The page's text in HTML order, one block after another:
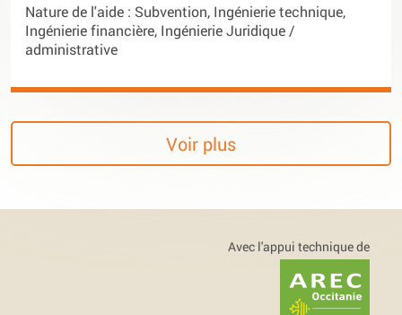
Nature de l'aide : Subvention, Ingénierie technique,
Ingénierie financière, Ingénierie Juridique /
administrative
Voir plus
Avec l'appui technique de